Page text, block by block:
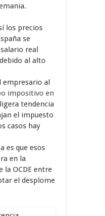
los precios
se
real
al alto
empresario al
impositivo en
tendencia
el impuesto
casos hay
es que esos
en la
la OCDE entre
el desplome